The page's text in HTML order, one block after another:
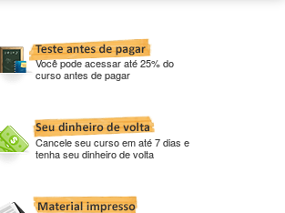
Você pode acessar até 25% do
curso antes de pagar
Cancele seu curso em até 7 dias e
tenha seu dinheiro de volta